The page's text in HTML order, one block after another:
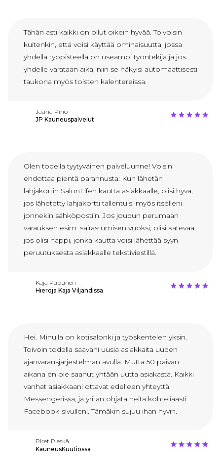
Tähän asti kaikki on ollut oikein hyvää. Toivoisin
kuitenkin, että voisi käyttää ominaisuutta, jossa
yhdellä työpisteellä on useampi työntekijä ja jos
yhdelle varataan aika, niin se näkyisi automaattisesti
taukona myös toisten kalentereissa.
Jaana Piho
JP Kauneuspalvelut
Olen todella tyytyväinen palveluunne! Voisin
ehdottaa pientä parannusta: Kun lähetän
lahjakortin SalonLifen kautta asiakkaalle, olisi hyvä,
jos lähetetty lahjakortti tallentuisi myös itselleni
jonnekin sähköpostiin. Jos joudun perumaan
varauksen esim. sairastumisen vuoksi, olisi kätevää,
jos olisi nappi, jonka kautta voisi lähettää syyn
peruutuksesta asiakkaalle tekstiviestillä.
Kaja Pabunen
Hieroja Kaja Viljandissa
Hei. Minulla on kotisalonki ja työskentelen yksin.
Toivoin todella saavani uusia asiakkaita uuden
ajanvarausjärjestelmän avulla. Mutta 50 päivän
aikana en ole saanut yhtään uutta asiakasta. Kaikki
vanhat asiakkaani ottavat edelleen yhteyttä
Messengerissä, ja yritän ohjata heitä kohteliaasti
Facebook-sivulleni. Tämäkin sujuu ihan hyvin.
Piret Pieskä
KauneusKuutiossa